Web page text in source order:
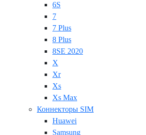
6S
7
7 Plus
8 Plus
8SE 2020
X
Xr
Xs
Xs Max
Коннекторы SIM
Huawei
Samsung